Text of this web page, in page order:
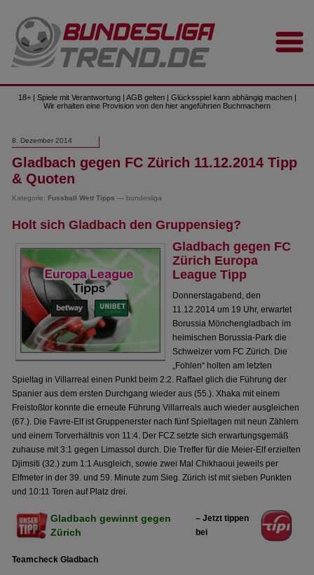
18+ | Spiele mit Verantwortung | AGB gelten | Glücksspiel kann abhängig machen |
Wir erhalten eine Provision von den hier angeführten Buchmachern
8. Dezember 2014
Gladbach gegen FC Zürich 11.12.2014 Tipp
& Quoten
Kategorie: Fussball Wett Tipps — bundesliga
Holt sich Gladbach den Gruppensieg?
Gladbach gegen FC
Zürich Europa
League Tipp
Donnerstagabend, den
11.12.2014 um 19 Uhr, erwartet
Borussia Mönchengladbach im
heimischen Borussia-Park die
Schweizer vom FC Zürich. Die
„Fohlen“ holten am letzten
Spieltag in Villarreal einen Punkt beim 2:2. Raffael glich die Führung der
Spanier aus dem ersten Durchgang wieder aus (55.). Xhaka mit einem
Freistoßtor konnte die erneute Führung Villarreals auch wieder ausgleichen
(67.). Die Favre-Elf ist Gruppenerster nach fünf Spieltagen mit neun Zählern
und einem Torverhältnis von 11:4. Der FCZ setzte sich erwartungsgemäß
zuhause mit 3:1 gegen Limassol durch. Die Treffer für die Meier-Elf erzielten
Djimsiti (32.) zum 1:1 Ausgleich, sowie zwei Mal Chikhaoui jeweils per
Elfmeter in der 39. und 59. Minute zum Sieg. Zürich ist mit sieben Punkten
und 10:11 Toren auf Platz drei.
Gladbach gewinnt gegen
Zürich
– Jetzt tippen
bei
Teamcheck Gladbach